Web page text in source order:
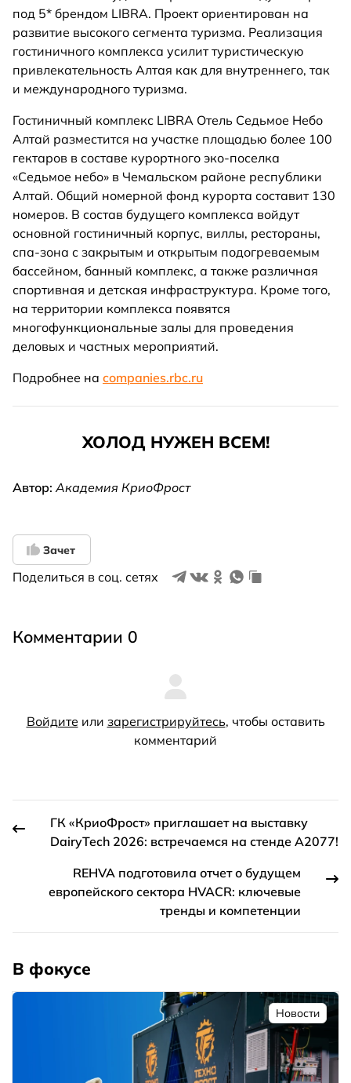
под 5* брендом LIBRA. Проект ориентирован на
развитие высокого сегмента туризма. Реализация
гостиничного комплекса усилит туристическую
привлекательность Алтая как для внутреннего, так
и международного туризма.
Гостиничный комплекс LIBRA Отель Седьмое Небо
Алтай разместится на участке площадью более 100
гектаров в составе курортного эко-поселка
«Седьмое небо» в Чемальском районе республики
Алтай. Общий номерной фонд курорта составит 130
номеров. В состав будущего комплекса войдут
основной гостиничный корпус, виллы, рестораны,
спа-зона с закрытым и открытым подогреваемым
бассейном, банный комплекс, а также различная
спортивная и детская инфраструктура. Кроме того,
на территории комплекса появятся
многофункциональные залы для проведения
деловых и частных мероприятий.
Подробнее на companies.rbc.ru
ХОЛОД НУЖЕН ВСЕМ!
Автор:Академия КриоФрост
Зачет
Поделиться в соц. сетях
Комментарии 0
Войдите или зарегистрируйтесь, чтобы оставить
комментарий
ГК «КриоФрост» приглашает на выставку
DairyTech 2026: встречаемся на стенде А2077!
REHVA подготовила отчет о будущем
европейского сектора HVACR: ключевые
тренды и компетенции
В фокусе
Новости